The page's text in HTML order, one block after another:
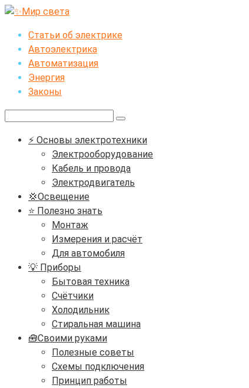
Перейти
контентуСтатьи об электрике
Автоэлектрика
Автоматизация
Энергия
Законы
⚡ Основы электротехники
Электрооборудование
Кабель и провода
Электродвигатель
💢Освещение
⭐ Полезно знать
Монтаж
Измерения и расчёт
Для автомобиля
💡 Приборы
Бытовая техника
Счётчики
Холодильник
Стиральная машина
🧰Своими руками
Полезные советы
Схемы подключения
Принцип работы